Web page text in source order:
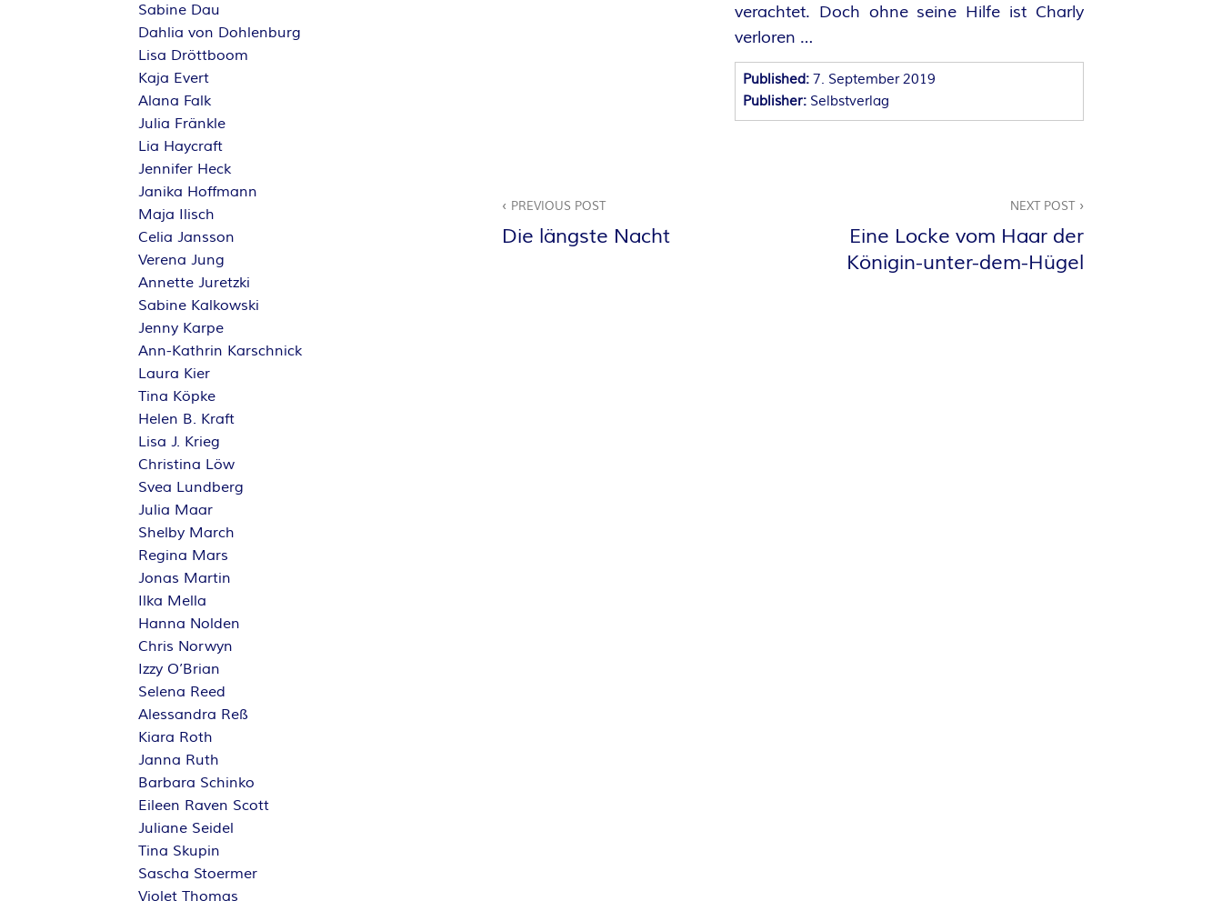
verachtet. Doch ohne seine Hilfe ist Charly
verloren …
Published: 7. September 2019
Publisher: Selbstverlag
PREVIOUS POST
Die längste Nacht
NEXT POST
Eine Locke vom Haar der
Königin-unter-dem-Hügel
Sabine Dau
Dahlia von Dohlenburg
Lisa Dröttboom
Kaja Evert
Alana Falk
Julia Fränkle
Lia Haycraft
Jennifer Heck
Janika Hoffmann
Maja Ilisch
Celia Jansson
Verena Jung
Annette Juretzki
Sabine Kalkowski
Jenny Karpe
Ann-Kathrin Karschnick
Laura Kier
Tina Köpke
Helen B. Kraft
Lisa J. Krieg
Christina Löw
Svea Lundberg
Julia Maar
Shelby March
Regina Mars
Jonas Martin
Ilka Mella
Hanna Nolden
Chris Norwyn
Izzy O’Brian
Selena Reed
Alessandra Reß
Kiara Roth
Janna Ruth
Barbara Schinko
Eileen Raven Scott
Juliane Seidel
Tina Skupin
Sascha Stoermer
Violet Thomas